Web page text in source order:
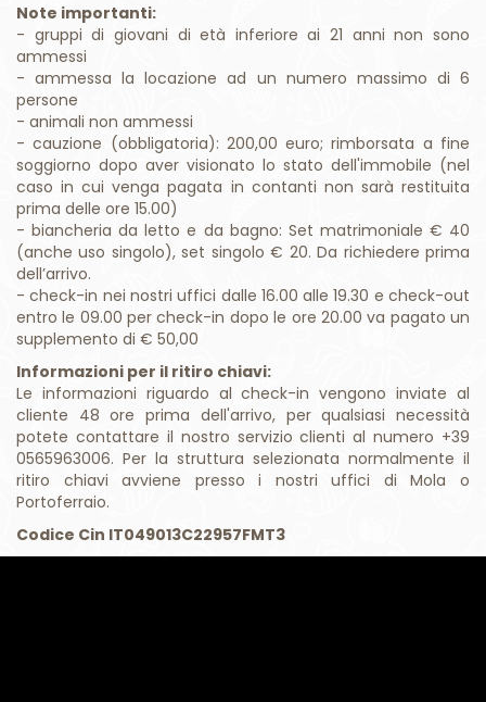
Note importanti:
- gruppi di giovani di età inferiore ai 21 anni non sono
ammessi
- ammessa la locazione ad un numero massimo di 6
persone
- animali non ammessi
- cauzione (obbligatoria): 200,00 euro; rimborsata a fine
soggiorno dopo aver visionato lo stato dell'immobile (nel
caso in cui venga pagata in contanti non sarà restituita
prima delle ore 15.00)
- biancheria da letto e da bagno: Set matrimoniale € 40
(anche uso singolo), set singolo € 20. Da richiedere prima
dell’arrivo.
- check-in nei nostri uffici dalle 16.00 alle 19.30 e check-out
entro le 09.00 per check-in dopo le ore 20.00 va pagato un
supplemento di € 50,00
Informazioni per il ritiro chiavi:
Le informazioni riguardo al check-in vengono inviate al
cliente 48 ore prima dell'arrivo, per qualsiasi necessità
potete contattare il nostro servizio clienti al numero +39
0565963006. Per la struttura selezionata normalmente il
ritiro chiavi avviene presso i nostri uffici di Mola o
Portoferraio.
Codice Cin IT049013C22957FMT3